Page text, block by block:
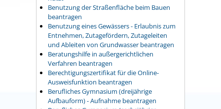
Benutzung der Straßenfläche beim Bauen
beantragen
Benutzung eines Gewässers - Erlaubnis zum
Entnehmen, Zutagefördern, Zutageleiten
und Ableiten von Grundwasser beantragen
Beratungshilfe in außergerichtlichen
Verfahren beantragen
Berechtigungszertifikat für die Online-
Ausweisfunktion beantragen
Berufliches Gymnasium (dreijährige
Aufbauform) - Aufnahme beantragen